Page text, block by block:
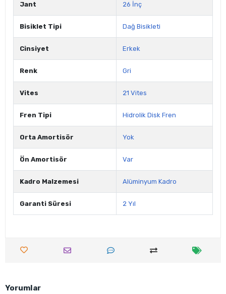
Jant 26 İnç
Bisiklet Tipi Dağ Bisikleti
Cinsiyet Erkek
Renk Gri
Vites 21 Vites
Fren Tipi Hidrolik Disk Fren
Orta Amortisör Yok
Ön Amortisör Var
Kadro Malzemesi Alüminyum Kadro
Garanti Süresi 2 Yıl
Yorumlar